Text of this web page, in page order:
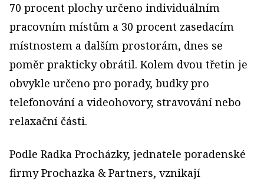
70 procent plochy určeno individuálním
pracovním místům a 30 procent zasedacím
místnostem a dalším prostorám, dnes se
poměr prakticky obrátil. Kolem dvou třetin je
obvykle určeno pro porady, budky pro
telefonování a videohovory, stravování nebo
relaxační části.
Podle Radka Procházky, jednatele poradenské
firmy Prochazka & Partners, vznikají